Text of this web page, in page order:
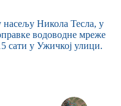
Николa Теслa, у
водоводне мреже
сати у Ужичкој улици.